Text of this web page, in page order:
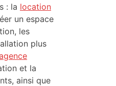
: la location
un espace
les
plus
et la
ainsi que